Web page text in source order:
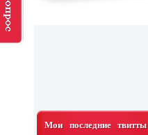
Мои последние твитты